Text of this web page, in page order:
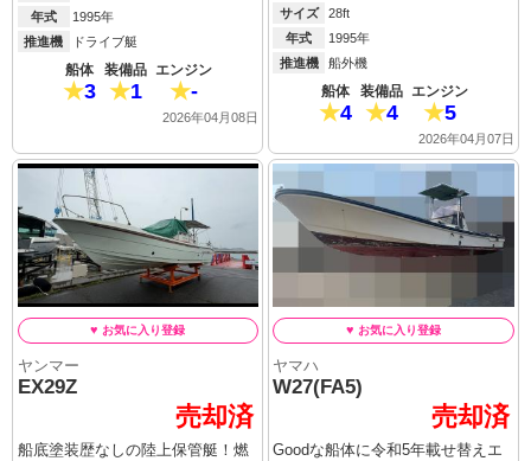
年式
1995年
推進機
ドライブ艇
船体
3
装備品
1
エンジン
-
2026年04月08日
サイズ
28ft
年式
1995年
推進機
船外機
船体
4
装備品
4
エンジン
5
2026年04月07日
ヤンマー
EX29Z
売却済
船底塗装歴なしの陸上保管艇！燃
ヤマハ
W27(FA5)
売却済
Goodな船体に令和5年載せ替えエ